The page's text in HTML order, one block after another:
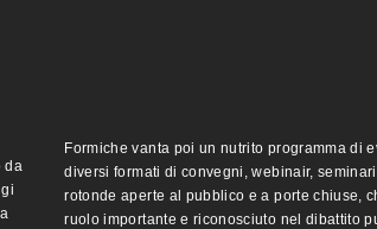
da
Formiche vanta poi un nutrito programma di
diversi formati di convegni, webinair,
rotonde aperte al pubblico e a porte chiuse,
ruolo importante e riconosciuto nel dibattito